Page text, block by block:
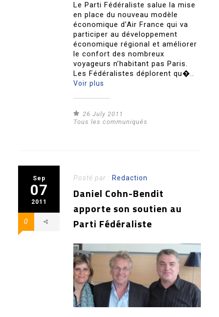
Le Parti Fédéraliste salue la mise
en place du nouveau modèle
économique d’Air France qui va
participer au développement
économique régional et améliorer
le confort des nombreux
voyageurs n’habitant pas Paris.
Les Fédéralistes déplorent qu�..
Voir plus
26 July 2011
Tous les communiqués
Sep
07
2011
0
Posté par : Redaction
Daniel Cohn-Bendit
apporte son soutien au
Parti Fédéraliste